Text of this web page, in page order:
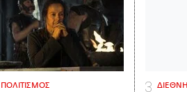
ΠΟΛΙΤΙΣΜΟΣ ΔΙΕΘΝΗ